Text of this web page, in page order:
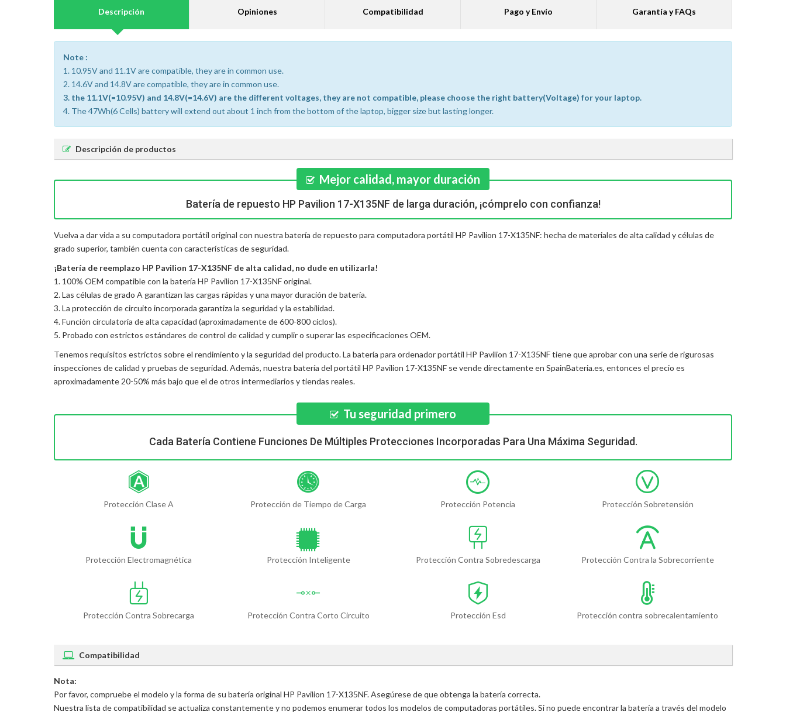
Descripción Opiniones Compatibilidad Pago y Envío Garantía y FAQs
Note :
1. 10.95V and 11.1V are compatible, they are in common use.
2. 14.6V and 14.8V are compatible, they are in common use.
3. the 11.1V(=10.95V) and 14.8V(=14.6V) are the different voltages, they are not compatible, please choose the right battery(Voltage) for your laptop.
4. The 47Wh(6 Cells) battery will extend out about 1 inch from the bottom of the laptop, bigger size but lasting longer.
Descripción de productos
Mejor calidad, mayor duración
Batería de repuesto HP Pavilion 17-X135NF de larga duración, ¡cómprelo con confianza!
Vuelva a dar vida a su computadora portátil original con nuestra batería de repuesto para computadora portátil HP Pavilion 17-X135NF: hecha de materiales de alta calidad y células de
grado superior, también cuenta con características de seguridad.
¡Batería de reemplazo HP Pavilion 17-X135NF de alta calidad, no dude en utilizarla!
1. 100% OEM compatible con la batería HP Pavilion 17-X135NF original.
2. Las células de grado A garantizan las cargas rápidas y una mayor duración de batería.
3. La protección de circuito incorporada garantiza la seguridad y la estabilidad.
4. Función circulatoria de alta capacidad (aproximadamente de 600-800 ciclos).
5. Probado con estrictos estándares de control de calidad y cumplir o superar las especificaciones OEM.
Tenemos requisitos estrictos sobre el rendimiento y la seguridad del producto. La batería para ordenador portátil HP Pavilion 17-X135NFtiene que aprobar con una serie de rigurosas
inspecciones de calidad y pruebas de seguridad. Además, nuestra batería del portátil HP Pavilion 17-X135NF se vende directamente en SpainBateria.es, entonces el precio es
aproximadamente 20-50% más bajo que el de otros intermediarios y tiendas reales.
Tu seguridad primero
Cada Batería Contiene Funciones De Múltiples Protecciones Incorporadas Para Una Máxima Seguridad.
Protección Clase A Protección de Tiempo de Carga Protección Potencia Protección Sobretensión
Protección Electromagnética Protección Inteligente Protección Contra Sobredescarga Protección Contra la Sobrecorriente
Protección Contra Sobrecarga Protección Contra Corto Circuito Protección Esd Protección contra sobrecalentamiento
Compatibilidad
Nota:
Por favor, compruebe el modelo y la forma de su batería original HP Pavilion 17-X135NF. Asegúrese de que obtenga la batería correcta.
Nuestra lista de compatibilidad se actualiza constantemente y no podemos enumerar todos los modelos de computadoras portátiles. Si no puede encontrar la batería a través del modelo